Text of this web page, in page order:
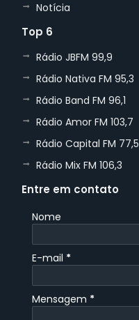
Notícia
Top 6
Rádio JBFM 99,9
Rádio Nativa FM 95,3
Rádio Band FM 96,1
Rádio Amor FM 103,7
Rádio Capital FM 77,5
Rádio Mix FM 106,3
Entre em contato
Nome
E-mail *
Mensagem *